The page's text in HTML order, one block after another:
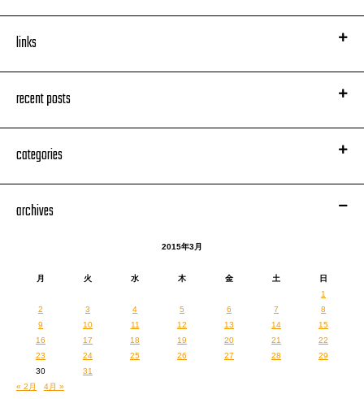
links
recent posts
categories
archives
2015年3月
月 火 水 木 金 土
日
1
2
3 4 5 6 7
8
9
10 11 12 13 14
15
16
17 18 19 20 21
22
23
24 25 26 27 28
29
30
31
« 2月
4月 »